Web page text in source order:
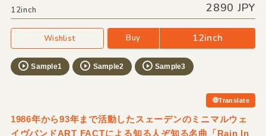
12inch 2890 JPY
Wishlist Buy 12inch
Sample1 Sample2 Sample3
Translate
1986年から93年まで活動したスェーデンのミニマルウェ
イヴバンドART FACTによる知る人ぞ知る名曲「Rain In